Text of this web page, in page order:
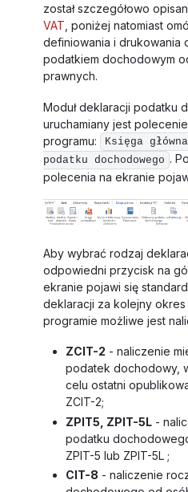
został szczegółowo
VAT , poniżej natomiast
definiowania i drukowania
podatkiem dochodowym
prawnych.
Moduł deklaracji podatku
uruchamiany jest
programu:
Księga
podatku dochodowego .
polecenia na ekranie
Aby wybrać rodzaj
odpowiedni przycisk na
ekranie pojawi się
deklaracji za kolejny
programie możliwe jest
ZCIT-2 - naliczenie
podatek dochodowy,
celu ostatni
ZCIT-2;
ZPIT5, ZPIT-5L -
podatku
ZPIT-5 lub ZPIT-5L ;
CIT-8 - naliczenie